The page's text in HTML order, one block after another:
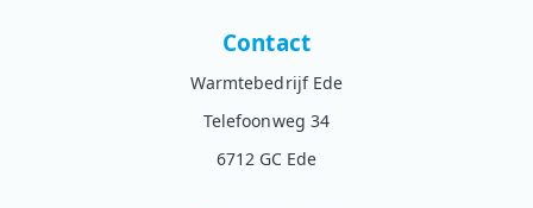
Contact
Warmtebedrijf Ede
Telefoonweg 34
6712 GC Ede